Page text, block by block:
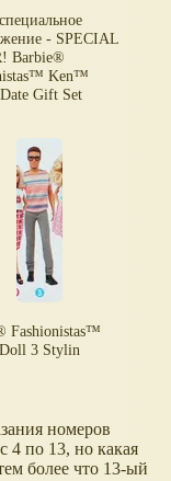
- SPECIAL
Barbie®
Ken™
Gift Set
Fashionistas™
3 Stylin
номеров
4 по 13, но какая
более что 13-ый